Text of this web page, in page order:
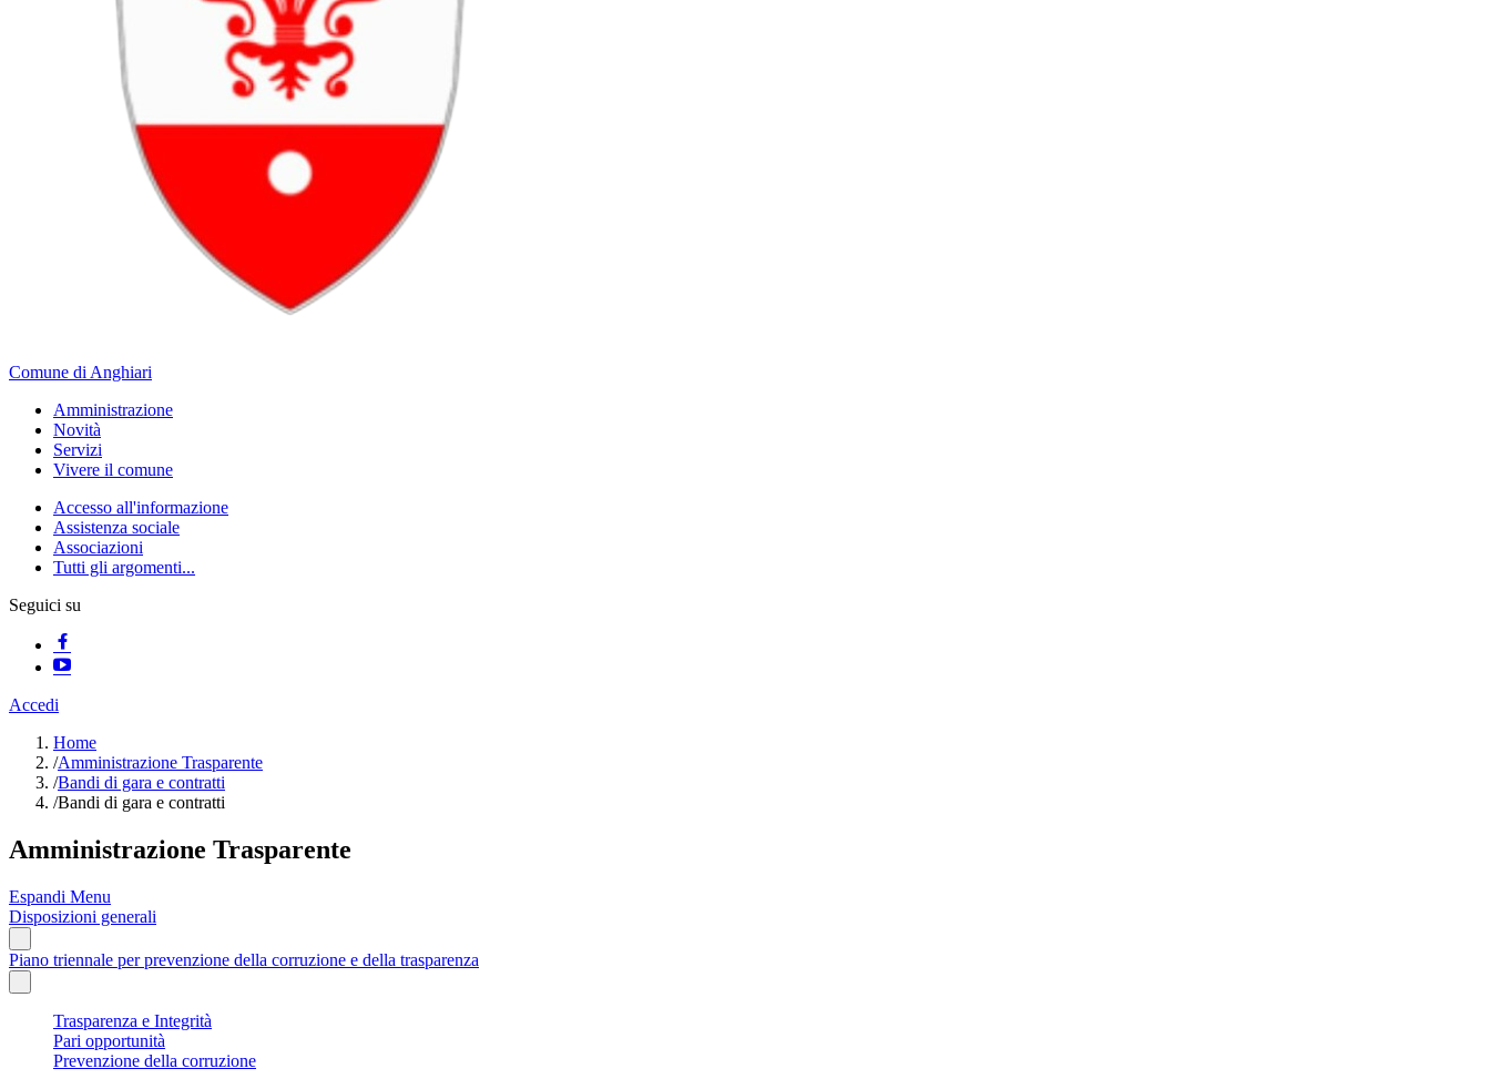
Comune di Anghiari
Amministrazione
Novità
Servizi
Vivere il comune
Accesso all'informazione
Assistenza sociale
Associazioni
Tutti gli argomenti...
Seguici su
Accedi
Home
/Amministrazione Trasparente
/Bandi di gara e contratti
/Bandi di gara e contratti
Amministrazione Trasparente
Espandi Menu
Disposizioni generali
Piano triennale per prevenzione della corruzione e della trasparenza
Trasparenza e Integrità
Pari opportunità
Prevenzione della corruzione